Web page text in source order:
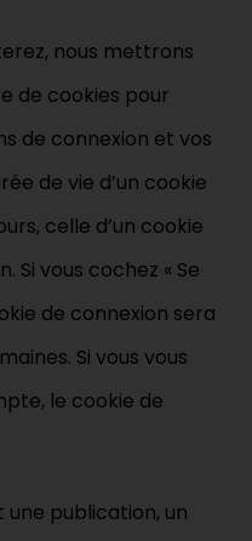
nous mettrons
de cookies pour
de connexion et vos
de vie d’un cookie
celle d’un cookie
Si vous cochez « Se
de connexion sera
Si vous vous
le cookie de
une publication, un